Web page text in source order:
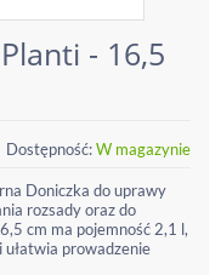
- 16,5
Dostępność:W magazynie
Doniczka do uprawy
rozsady oraz do
cm ma pojemność 2,1 l,
prowadzenie